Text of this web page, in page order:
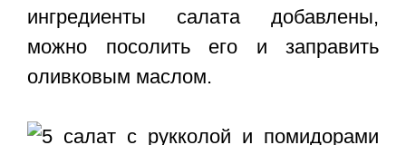
ингредиенты салата добавлены,
можно посолить его и заправить
оливковым маслом.